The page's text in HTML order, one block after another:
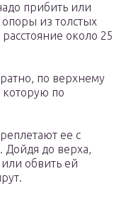
прибить или
из толстых
около 25
по верхнему
по
ее с
Дойдя до верха,
обвить ей